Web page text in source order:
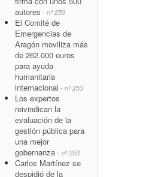
autores - nº 253
El Comité de
Emergencias de
Aragón moviliza más
de 262.000 euros
para ayuda
humanitaria
internacional - nº 253
Los expertos
reivindican la
evaluación de la
gestión pública para
una mejor
gobernanza - nº 253
Carlos Martínez se
despidió de la